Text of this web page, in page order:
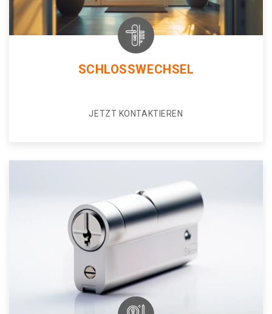
SCHLOSSWECHSEL
JETZT KONTAKTIEREN